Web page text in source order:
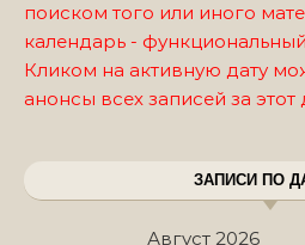
поиском того или иного
календарь -
Кликом на активную дату
анонсы всех записей за этот
ЗАПИСИ ПО
Август 2026